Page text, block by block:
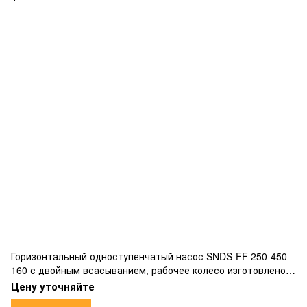
Горизонтальный одноступенчатый насос SNDS-FF 250-450-
160 с двойным всасыванием, рабочее колесо изготовлено
из бронзы, фланцевым подключением.
Цену уточняйте